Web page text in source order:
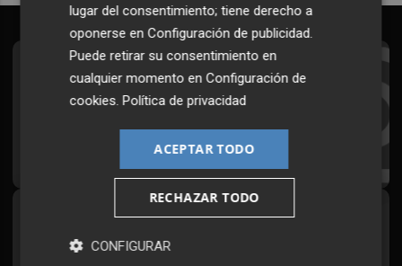
Suscríbete al Boletín
Todos los días a primera hora en tu email
¡Quiero suscribirme!
Síguenos en redes
Plaza Podcast, desde cualquier medio
lugar del consentimiento; tiene derecho a
oponerse enConfiguración de publicidad.
Puede retirar su consentimiento en
cualquier momento enConfiguración de
cookies.Política de privacidad
ACEPTAR TODO
RECHAZAR TODO
CONFIGURAR